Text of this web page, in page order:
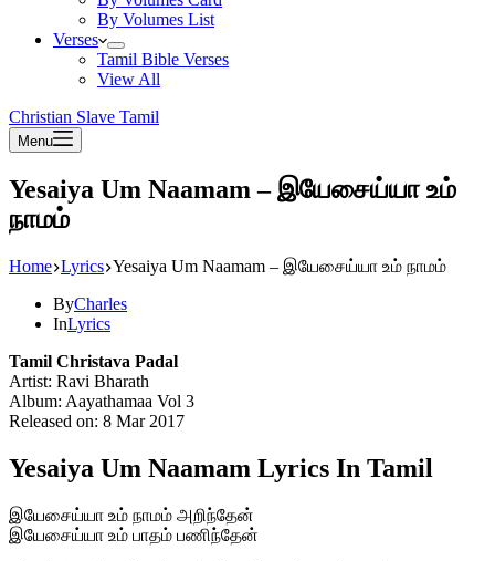
By Volumes List
Verses
Tamil Bible Verses
View All
Christian Slave Tamil
Menu
Yesaiya Um Naamam – இயேசைய்யா உம்
நாமம்
Home Lyrics Yesaiya Um Naamam – இயேசைய்யா உம் நாமம்
ByCharles
InLyrics
Tamil Christava Padal
Artist: Ravi Bharath
Album: Aayathamaa Vol 3
Released on: 8 Mar 2017
Yesaiya Um Naamam Lyrics In Tamil
இயேசைய்யா உம் நாமம் அறிந்தேன்
இயேசைய்யா உம் பாதம் பணிந்தேன்